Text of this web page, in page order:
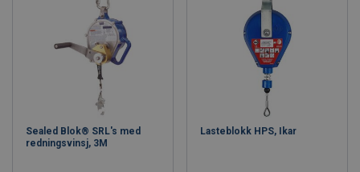
Sealed Blok® SRL's med
redningsvinsj, 3M
Lasteblokk HPS, Ikar